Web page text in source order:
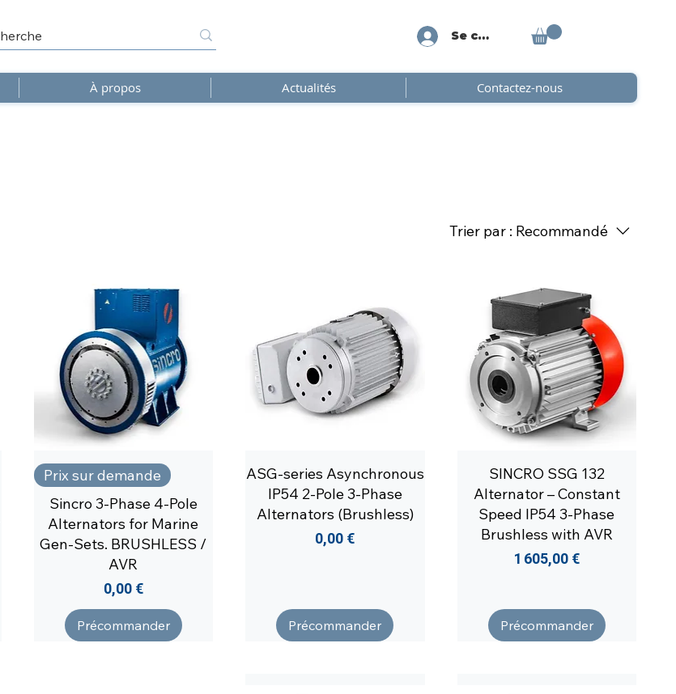
Se connecter
À propos Actualités Contactez-nous
Trier par : Recommandé
Prix sur demande
Sincro 3-Phase 4-Pole
Alternators for Marine
Gen-Sets. BRUSHLESS /
AVR
Prix
0,00 €
Précommander
ASG-series Asynchronous
IP54 2-Pole 3-Phase
Alternators (Brushless)
Prix
0,00 €
Précommander
SINCRO SSG 132
Alternator – Constant
Speed IP54 3-Phase
Brushless with AVR
Prix
1 605,00 €
Précommander